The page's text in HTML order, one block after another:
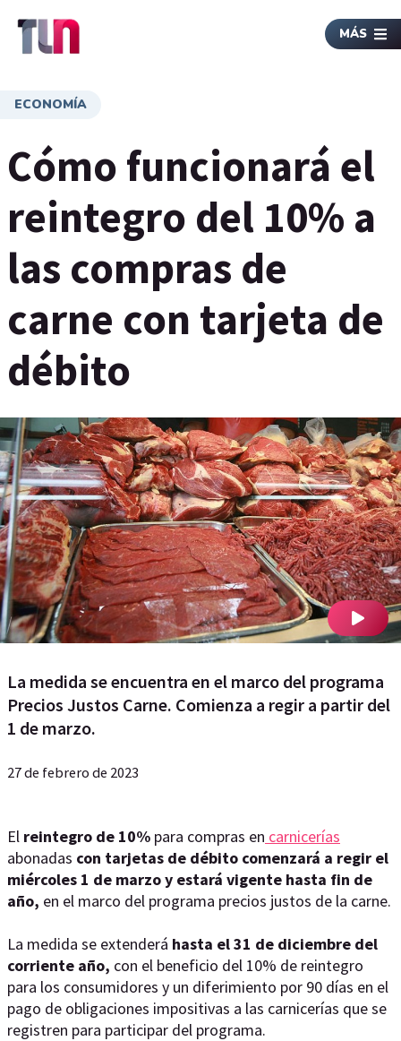
MÁS
ECONOMÍA
Cómo funcionará el
reintegro del 10% a
las compras de
carne con tarjeta de
débito
La medida se encuentra en el marco del programa
Precios Justos Carne. Comienza a regir a partir del
1 de marzo.
27 de febrero de 2023
El reintegro de 10% para compras en carnicerías
abonadas con tarjetas de débito comenzará a regir el
miércoles 1 de marzo y estará vigente hasta fin de
año, en el marco del programa precios justos de la carne.
La medida se extenderá hasta el 31 de diciembre del
corriente año, con el beneficio del 10% de reintegro
para los consumidores y un diferimiento por 90 días en el
pago de obligaciones impositivas a las carnicerías que se
registren para participar del programa.